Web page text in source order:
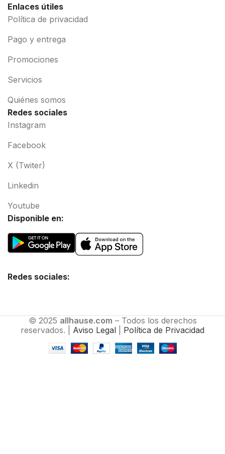
Enlaces útiles
Política de privacidad
Pago y entrega
Promociones
Servicios
Quiénes somos
Redes sociales
Instagram
Facebook
X (Twiter)
Linkedin
Youtube
Disponible en:
Redes sociales:
© 2025 allhause.com – Todos los derechos
reservados. | Aviso Legal Política de Privacidad